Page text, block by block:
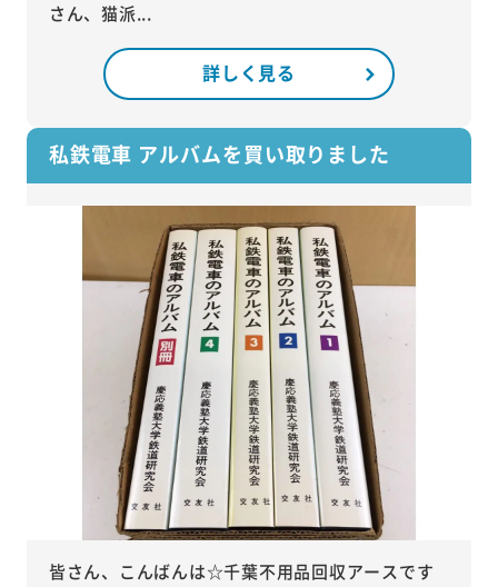
さん、猫派...
詳しく見る
私鉄電車 アルバムを買い取りました
皆さん、こんばんは☆千葉不用品回収アースです